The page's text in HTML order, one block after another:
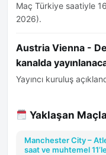
Maç Türkiye saatiyle
2026).
Austria Vienna -
kanalda
Yayıncı kuruluş
Yaklaşan
Manchester City –
saat ve muhtemel